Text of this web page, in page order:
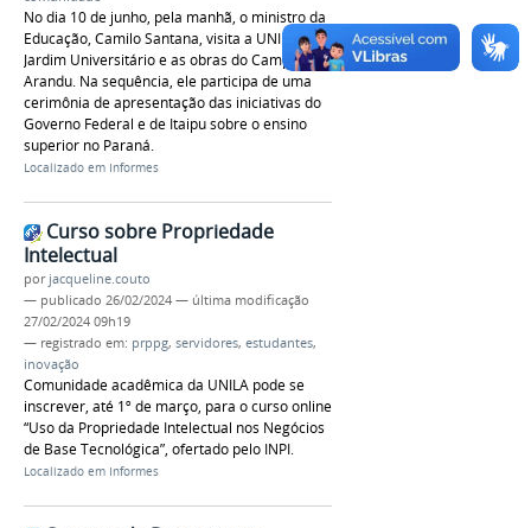
No dia 10 de junho, pela manhã, o ministro da
Educação, Camilo Santana, visita a UNILA -
Jardim Universitário e as obras do Campus
Arandu. Na sequência, ele participa de uma
cerimônia de apresentação das iniciativas do
Governo Federal e de Itaipu sobre o ensino
superior no Paraná.
Localizado em Informes
Curso sobre Propriedade
Intelectual
por jacqueline.couto
— publicado 26/02/2024 — última modificação
27/02/2024 09h19
— registrado em: prppg, servidores, estudantes,
inovação
Comunidade acadêmica da UNILA pode se
inscrever, até 1º de março, para o curso online
“Uso da Propriedade Intelectual nos Negócios
de Base Tecnológica”, ofertado pelo INPI.
Localizado em Informes